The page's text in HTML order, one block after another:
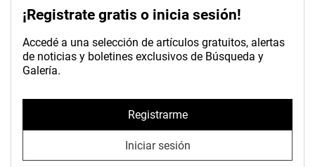
¡Registrate gratis o inicia sesión!
Accedé a una selección de artículos gratuitos, alertas
de noticias y boletines exclusivos de Búsqueda y
Galería.
Registrarme
Iniciar sesión